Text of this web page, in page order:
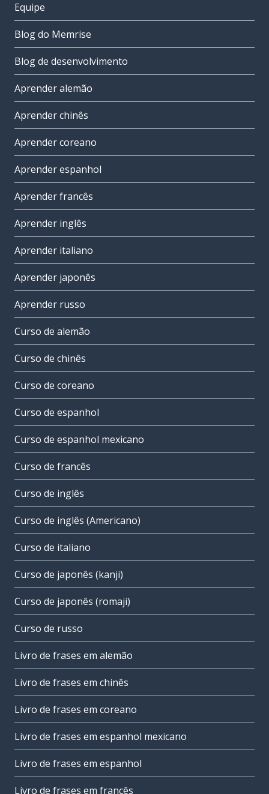
Equipe
Blog do Memrise
Blog de desenvolvimento
Aprender alemão
Aprender chinês
Aprender coreano
Aprender espanhol
Aprender francês
Aprender inglês
Aprender italiano
Aprender japonês
Aprender russo
Curso de alemão
Curso de chinês
Curso de coreano
Curso de espanhol
Curso de espanhol mexicano
Curso de francês
Curso de inglês
Curso de inglês (Americano)
Curso de italiano
Curso de japonês (kanji)
Curso de japonês (romaji)
Curso de russo
Livro de frases em alemão
Livro de frases em chinês
Livro de frases em coreano
Livro de frases em espanhol mexicano
Livro de frases em espanhol
Livro de frases em francês